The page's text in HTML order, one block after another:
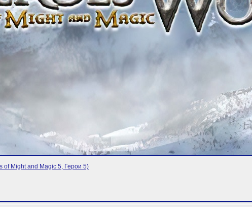
of Might and Magic 5, Герои 5)